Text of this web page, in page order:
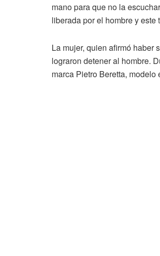
mano para que no la
liberada por el hombre y este
La mujer, quien afirmó haber
lograron detener al hombre.
marca Pietro Beretta,